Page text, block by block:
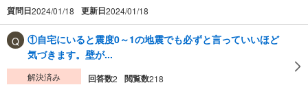
質問日2024/01/18 更新日2024/01/18
①自宅にいると震度0～1の地震でも必ずと言っていいほど
気づきます。壁が...
解決済み 回答数2 閲覧数218